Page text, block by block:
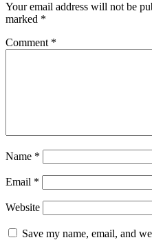
Your email address will not be
marked *
Comment *
Name *
Email *
Website
Save my name, email, and